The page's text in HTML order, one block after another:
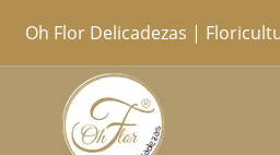
para
o
Oh Flor Delicadezas |